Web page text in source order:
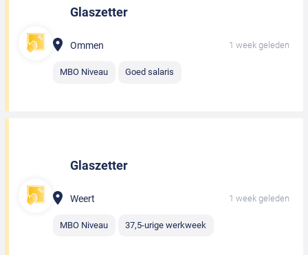
Glaszetter
Ommen 1 week geleden
MBO Niveau Goed salaris
Glaszetter
Weert 1 week geleden
MBO Niveau 37,5-urige werkweek